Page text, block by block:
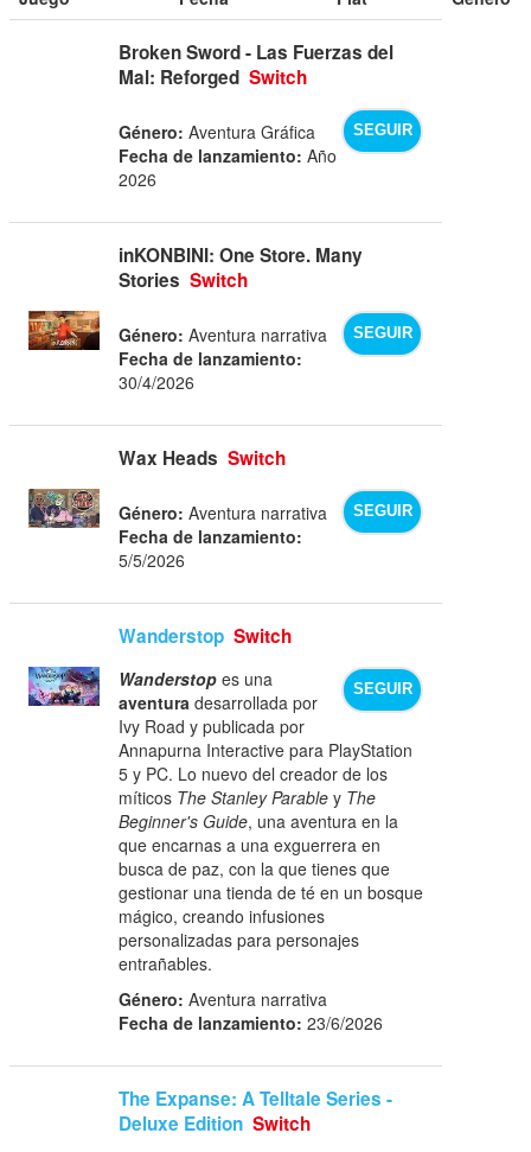
Broken Sword - Las Fuerzas del
Mal: Reforged Switch
SEGUIR
Género: Aventura Gráfica
Fecha de lanzamiento: Año
2026
inKONBINI: One Store. Many
Stories Switch
SEGUIR
Género: Aventura narrativa
Fecha de lanzamiento:
30/4/2026
Wax Heads Switch
SEGUIR
Género: Aventura narrativa
Fecha de lanzamiento:
5/5/2026
Wanderstop Switch
SEGUIR
Wanderstop es una
aventura desarrollada por
Ivy Road y publicada por
Annapurna Interactive para PlayStation
5 y PC. Lo nuevo del creador de los
míticos The Stanley Parable y The
Beginner's Guide, una aventura en la
que encarnas a una exguerrera en
busca de paz, con la que tienes que
gestionar una tienda de té en un bosque
mágico, creando infusiones
personalizadas para personajes
entrañables.
Género: Aventura narrativa
Fecha de lanzamiento: 23/6/2026
The Expanse: A Telltale Series -
Deluxe Edition Switch